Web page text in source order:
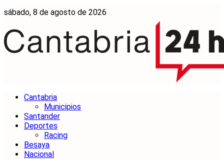
sábado, 8 de agosto de 2026
Cantabria
Municipios
Santander
Deportes
Racing
Besaya
Nacional